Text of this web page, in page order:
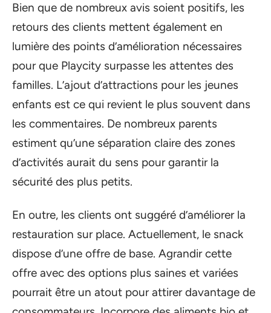
Bien que de nombreux avis soient positifs, les
retours des clients mettent également en
lumière des points d’amélioration nécessaires
pour que Playcity surpasse les attentes des
familles. L’ajout d’attractions pour les jeunes
enfants est ce qui revient le plus souvent dans
les commentaires. De nombreux parents
estiment qu’une séparation claire des zones
d’activités aurait du sens pour garantir la
sécurité des plus petits.
En outre, les clients ont suggéré d’améliorer la
restauration sur place. Actuellement, le snack
dispose d’une offre de base. Agrandir cette
offre avec des options plus saines et variées
pourrait être un atout pour attirer davantage de